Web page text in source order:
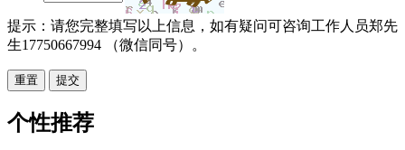
提示：请您完整填写以上信息，如有疑问可咨询工作人员郑先
生17750667994 （微信同号）。
重置
个性推荐